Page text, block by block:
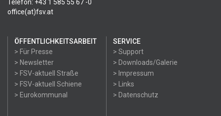
Telefon: +43 1 585 55 67 -0
office(at)fsv.at
ÖFFENTLICHKEITSARBEIT
> Für Presse
> Newsletter
> FSV-aktuell Straße
> FSV-aktuell Schiene
> Eurokommunal
SERVICE
> Support
> Downloads/Galerie
> Impressum
> Links
> Datenschutz